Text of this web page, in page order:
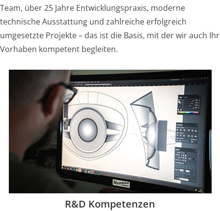
Team, über 25 Jahre Entwicklungspraxis, moderne
technische Ausstattung und zahlreiche erfolgreich
umgesetzte Projekte – das ist die Basis, mit der wir auch Ihr
Vorhaben kompetent begleiten.
R&D Kompetenzen